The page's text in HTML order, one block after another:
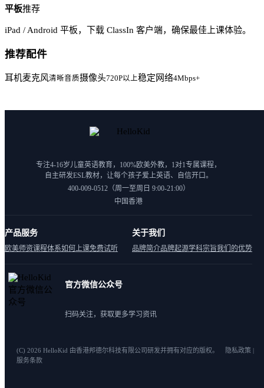
平板推荐
iPad / Android 平板，下载 ClassIn 客户端，确保最佳上课体验。
推荐配件
耳机麦克风清晰音质摄像头720P以上稳定网络4Mbps+
专注4-16岁儿童英语教育，100%欧美外教，1对1专属课程，
自主研发ESL教材，让每个孩子爱上英语、自信开口。
400-009-0512（周一至周日 9:00-21:00）
中国香港
产品服务
欧美师资课程体系如何上课免费试听
关于我们
品牌简介品牌起源学科宗旨我们的优势
官方微信公众号
扫码关注，获取更多学习资讯
(C) 2026 HelloKid 由香港邦德尔科技有限公司研发并拥有对应的版权。 隐私政策 |
服务条款